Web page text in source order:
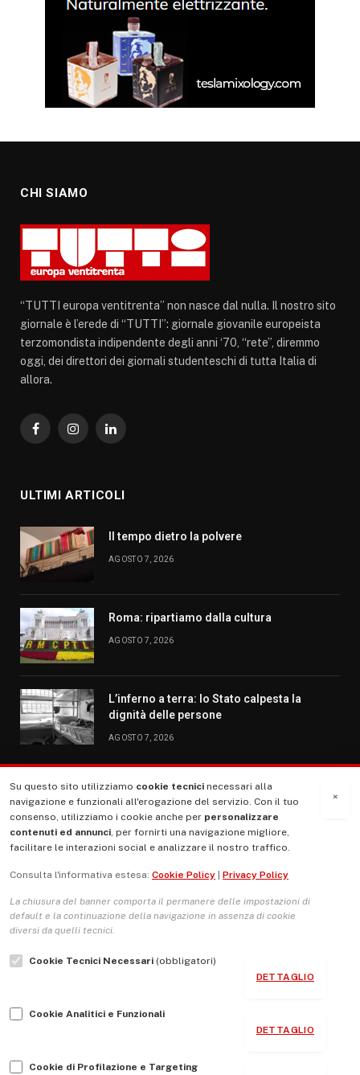
CHI SIAMO
“TUTTI europa ventitrenta” non nasce dal nulla. Il nostro sito
giornale è l’erede di “TUTTI”: giornale giovanile europeista
terzomondista indipendente degli anni ‘70, “rete”, diremmo
oggi, dei direttori dei giornali studenteschi di tutta Italia di
allora.
FacebookInstagramLinkedIn
ULTIMI ARTICOLI
Il tempo dietro la polvere
AGOSTO 7, 2026
Roma: ripartiamo dalla cultura
AGOSTO 7, 2026
L’inferno a terra: lo Stato calpesta la
dignità delle persone
AGOSTO 7, 2026
MENU
La Nostra Storia
Le Copertine
L’Associazione
Indirizzo Socio Politico Culturale
Guida per le autrici e gli autori
×
Su questo sito utilizziamo cookie tecnici necessari alla
navigazione e funzionali all'erogazione del servizio. Con il tuo
consenso, utilizziamo i cookie anche per personalizzare
contenuti ed annunci, per fornirti una navigazione migliore,
facilitare le interazioni social e analizzare il nostro traffico.
Consulta l'informativa estesa: Cookie Policy Privacy Policy
La chiusura del banner comporta il permanere delle impostazioni di
default e la continuazione della navigazione in assenza di cookie
diversi da quelli tecnici.
Cookie Tecnici Necessari (obbligatori)
DETTAGLIO
Cookie Analitici e Funzionali
DETTAGLIO
Cookie di Profilazione e Targeting